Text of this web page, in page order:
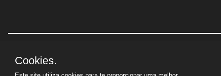
Sag Industrial Solutions Group
Cookies.